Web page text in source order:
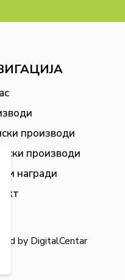
производи
производи
и награди
by DigitalCentar